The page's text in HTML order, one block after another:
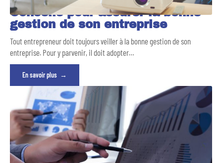
Conseils pour assurer la bonne
gestion de son entreprise
Tout entrepreneur doit toujours veiller à la bonne gestion de son
entreprise. Pour y parvenir, il doit adopter…
En savoir plus